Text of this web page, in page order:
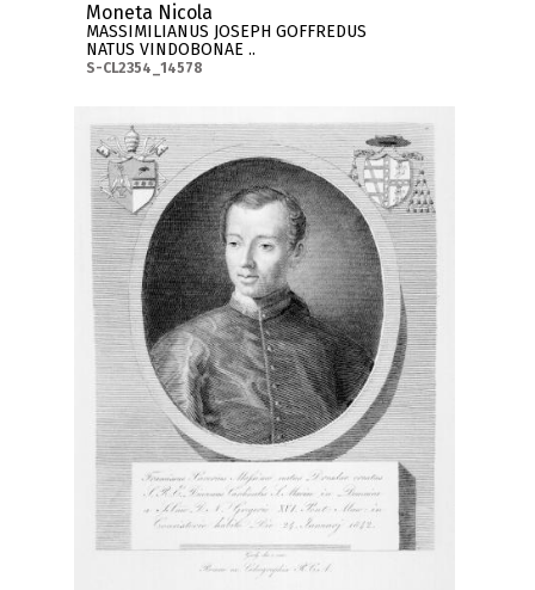
Moneta Nicola
MASSIMILIANUS JOSEPH GOFFREDUS
NATUS VINDOBONAE ..
S-CL2354_14578